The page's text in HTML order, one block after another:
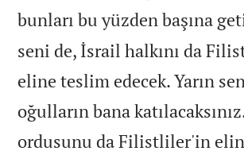
bunları bu yüzden başına
seni de, İsrail halkını da
eline teslim edecek. Yarın
oğulların bana
ordusunu da Filistliler'in